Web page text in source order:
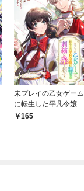
未プレイの乙女ゲーム
に転生した平凡令嬢は
聖なる刺繍の糸を刺す
165